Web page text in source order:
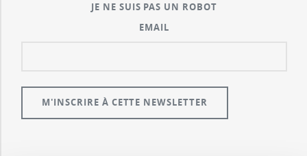
JE NE SUIS PAS UN ROBOT
EMAIL